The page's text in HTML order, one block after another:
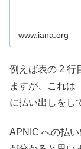
www.iana.org
例えば表の 2 行
ますが、これは
に払い出しをし
APNIC への払